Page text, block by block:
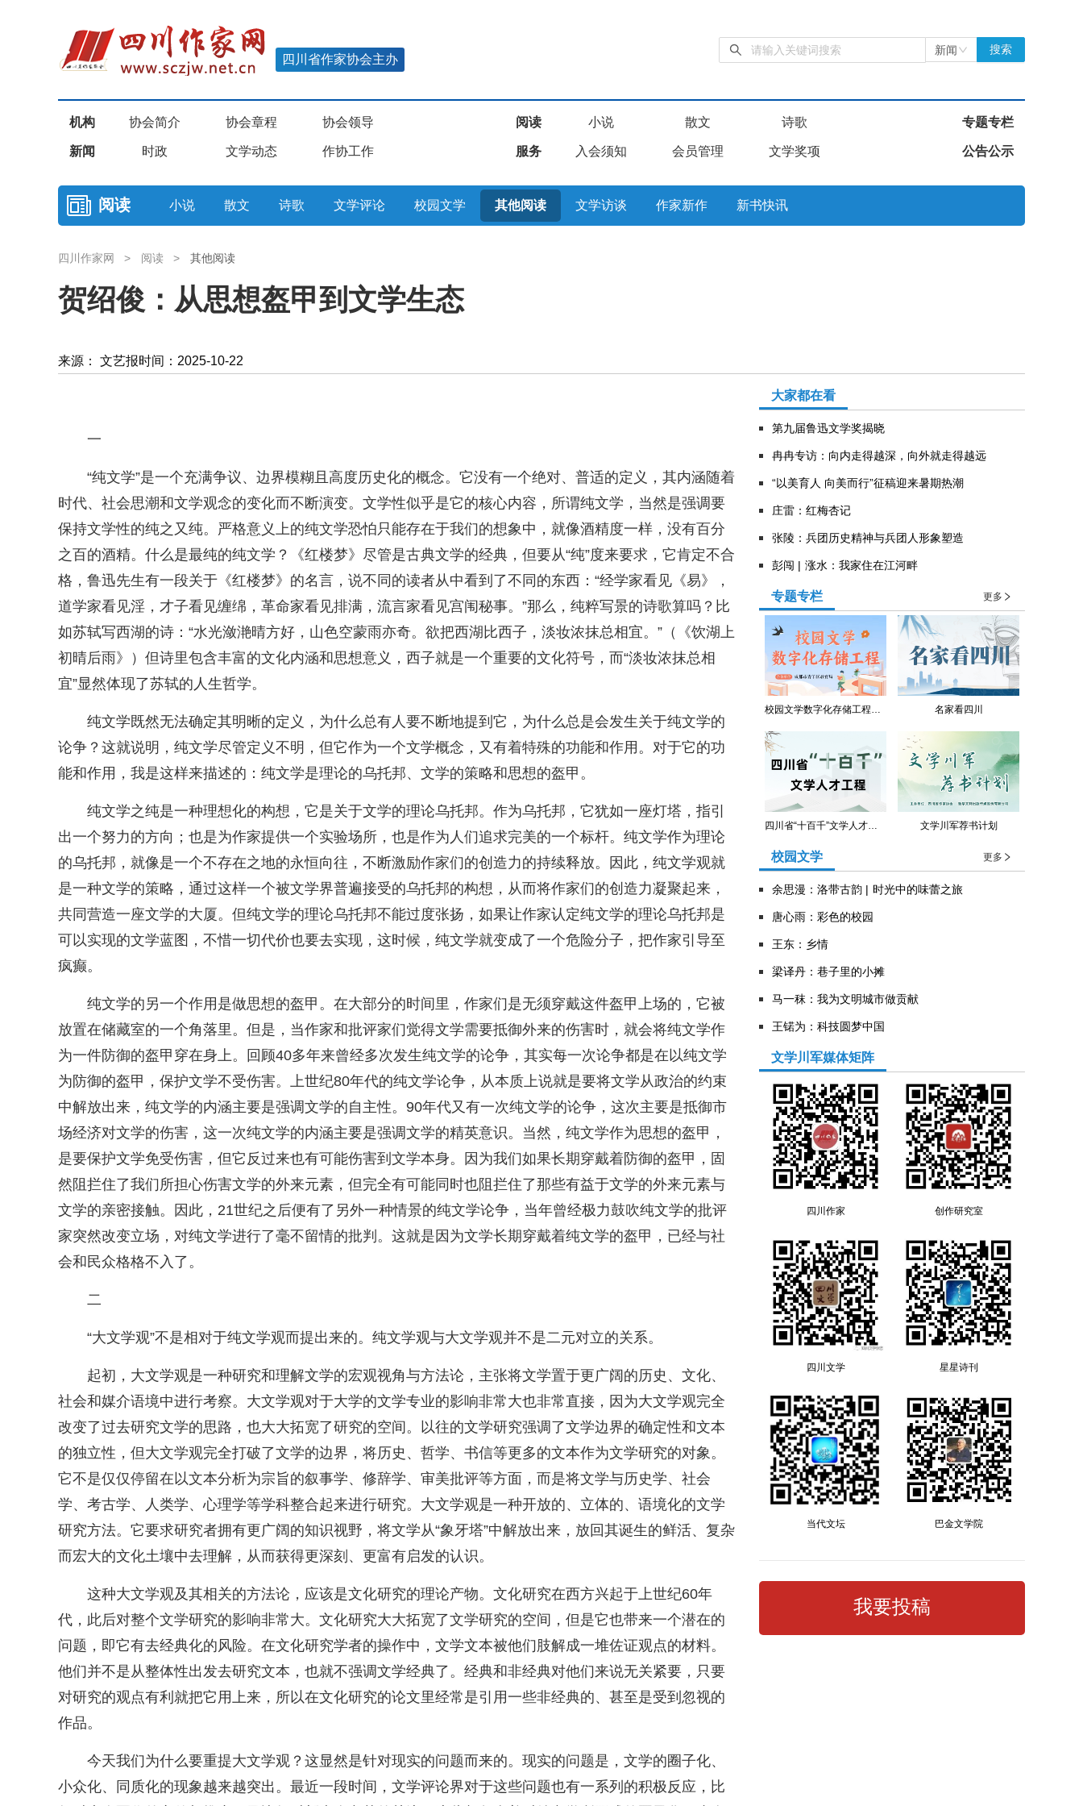
四川省作家协会主办
新闻 搜索
机构 协会简介 协会章程 协会领导 阅读 小说 散文 诗歌 专题专栏
新闻 时政 文学动态 作协工作 服务 入会须知 会员管理 文学奖项 公告公示
阅读 小说 散文 诗歌 文学评论 校园文学 其他阅读 文学访谈 作家新作 新书快讯
四川作家网 > 阅读 > 其他阅读
贺绍俊：从思想盔甲到文学生态
来源： 文艺报时间：2025-10-22
一
“纯文学”是一个充满争议、边界模糊且高度历史化的概念。它没有一个绝对、普适的定义，其内涵随着
时代、社会思潮和文学观念的变化而不断演变。文学性似乎是它的核心内容，所谓纯文学，当然是强调要
保持文学性的纯之又纯。严格意义上的纯文学恐怕只能存在于我们的想象中，就像酒精度一样，没有百分
之百的酒精。什么是最纯的纯文学？《红楼梦》尽管是古典文学的经典，但要从“纯”度来要求，它肯定不合
格，鲁迅先生有一段关于《红楼梦》的名言，说不同的读者从中看到了不同的东西：“经学家看见《易》，
道学家看见淫，才子看见缠绵，革命家看见排满，流言家看见宫闱秘事。”那么，纯粹写景的诗歌算吗？比
如苏轼写西湖的诗：“水光潋滟晴方好，山色空蒙雨亦奇。欲把西湖比西子，淡妆浓抹总相宜。”（《饮湖上
初晴后雨》）但诗里包含丰富的文化内涵和思想意义，西子就是一个重要的文化符号，而“淡妆浓抹总相
宜”显然体现了苏轼的人生哲学。
纯文学既然无法确定其明晰的定义，为什么总有人要不断地提到它，为什么总是会发生关于纯文学的
论争？这就说明，纯文学尽管定义不明，但它作为一个文学概念，又有着特殊的功能和作用。对于它的功
能和作用，我是这样来描述的：纯文学是理论的乌托邦、文学的策略和思想的盔甲。
纯文学之纯是一种理想化的构想，它是关于文学的理论乌托邦。作为乌托邦，它犹如一座灯塔，指引
出一个努力的方向；也是为作家提供一个实验场所，也是作为人们追求完美的一个标杆。纯文学作为理论
的乌托邦，就像是一个不存在之地的永恒向往，不断激励作家们的创造力的持续释放。因此，纯文学观就
是一种文学的策略，通过这样一个被文学界普遍接受的乌托邦的构想，从而将作家们的创造力凝聚起来，
共同营造一座文学的大厦。但纯文学的理论乌托邦不能过度张扬，如果让作家认定纯文学的理论乌托邦是
可以实现的文学蓝图，不惜一切代价也要去实现，这时候，纯文学就变成了一个危险分子，把作家引导至
疯癫。
纯文学的另一个作用是做思想的盔甲。在大部分的时间里，作家们是无须穿戴这件盔甲上场的，它被
放置在储藏室的一个角落里。但是，当作家和批评家们觉得文学需要抵御外来的伤害时，就会将纯文学作
为一件防御的盔甲穿在身上。回顾40多年来曾经多次发生纯文学的论争，其实每一次论争都是在以纯文学
为防御的盔甲，保护文学不受伤害。上世纪80年代的纯文学论争，从本质上说就是要将文学从政治的约束
中解放出来，纯文学的内涵主要是强调文学的自主性。90年代又有一次纯文学的论争，这次主要是抵御市
场经济对文学的伤害，这一次纯文学的内涵主要是强调文学的精英意识。当然，纯文学作为思想的盔甲，
是要保护文学免受伤害，但它反过来也有可能伤害到文学本身。因为我们如果长期穿戴着防御的盔甲，固
然阻拦住了我们所担心伤害文学的外来元素，但完全有可能同时也阻拦住了那些有益于文学的外来元素与
文学的亲密接触。因此，21世纪之后便有了另外一种情景的纯文学论争，当年曾经极力鼓吹纯文学的批评
家突然改变立场，对纯文学进行了毫不留情的批判。这就是因为文学长期穿戴着纯文学的盔甲，已经与社
会和民众格格不入了。
二
“大文学观”不是相对于纯文学观而提出来的。纯文学观与大文学观并不是二元对立的关系。
起初，大文学观是一种研究和理解文学的宏观视角与方法论，主张将文学置于更广阔的历史、文化、
社会和媒介语境中进行考察。大文学观对于大学的文学专业的影响非常大也非常直接，因为大文学观完全
改变了过去研究文学的思路，也大大拓宽了研究的空间。以往的文学研究强调了文学边界的确定性和文本
的独立性，但大文学观完全打破了文学的边界，将历史、哲学、书信等更多的文本作为文学研究的对象。
它不是仅仅停留在以文本分析为宗旨的叙事学、修辞学、审美批评等方面，而是将文学与历史学、社会
学、考古学、人类学、心理学等学科整合起来进行研究。大文学观是一种开放的、立体的、语境化的文学
研究方法。它要求研究者拥有更广阔的知识视野，将文学从“象牙塔”中解放出来，放回其诞生的鲜活、复杂
而宏大的文化土壤中去理解，从而获得更深刻、更富有启发的认识。
这种大文学观及其相关的方法论，应该是文化研究的理论产物。文化研究在西方兴起于上世纪60年
代，此后对整个文学研究的影响非常大。文化研究大大拓宽了文学研究的空间，但是它也带来一个潜在的
问题，即它有去经典化的风险。在文化研究学者的操作中，文学文本被他们肢解成一堆佐证观点的材料。
他们并不是从整体性出发去研究文本，也就不强调文学经典了。经典和非经典对他们来说无关紧要，只要
对研究的观点有利就把它用上来，所以在文化研究的论文里经常是引用一些非经典的、甚至是受到忽视的
作品。
今天我们为什么要重提大文学观？这显然是针对现实的问题而来的。现实的问题是，文学的圈子化、
小众化、同质化的现象越来越突出。最近一段时间，文学评论界对于这些问题也有一系列的积极反应，比
大家都在看
第九届鲁迅文学奖揭晓
冉冉专访：向内走得越深，向外就走得越远
“以美育人 向美而行”征稿迎来暑期热潮
庄雷：红梅杏记
张陵：兵团历史精神与兵团人形象塑造
彭闯 | 涨水：我家住在江河畔
专题专栏 更多
校园文学数字化存储工程（青羊区教育局） 名家看四川
四川省“十百千”文学人才工程 文学川军荐书计划
校园文学 更多
余思漫：洛带古韵 | 时光中的味蕾之旅
唐心雨：彩色的校园
王东：乡情
​梁译丹：巷子里的小摊
马一秣：我为文明城市做贡献
王锘为：科技圆梦中国
文学川军媒体矩阵
四川作家 创作研究室
四川文学 星星诗刊
当代文坛 巴金文学院
我要投稿